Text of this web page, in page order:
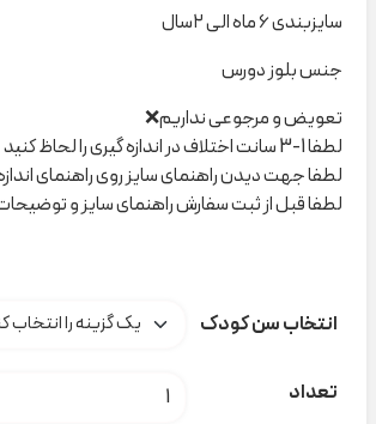
سایزبندی ۶ ماه الی ۲سال
جنس بلوز دورس
تعویض و مرجوعی نداریم❌
لطفا 1-3 سانت اختلاف در اندازه گیری را لحاظ کنید
لطفا جهت دیدن راهنمای سایز روی راهنمای
لطفا قبل از ثبت سفارش راهنمای سایز و
انتخاب سن کودک
تعداد بلوز پسرانه سبز روباه dymples کد T000288 عدد